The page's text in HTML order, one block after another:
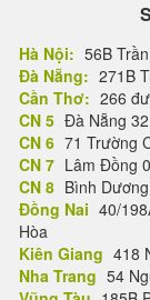
Hà Nội: 56B
Đà Nẵng: 271B
Cần Thơ: 266
CN 5 Đà Nẵng
CN 6 71 Trường
CN 7 Lâm Đồng
CN 8 Bình
Đồng Nai 40/
Hòa
Kiên Giang 418
Nha Trang 54